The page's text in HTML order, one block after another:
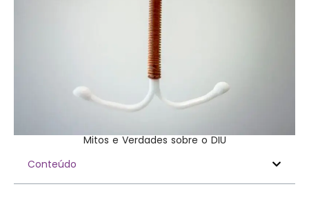
Mitos e Verdades sobre o DIU
Conteúdo